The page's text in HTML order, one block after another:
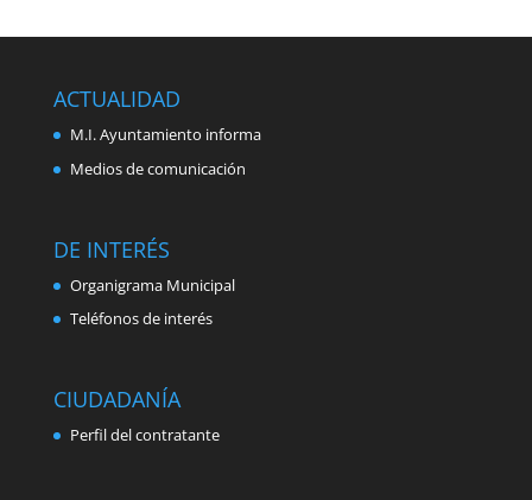
ACTUALIDAD
M.I. Ayuntamiento informa
Medios de comunicación
DE INTERÉS
Organigrama Municipal
Teléfonos de interés
CIUDADANÍA
Perfil del contratante